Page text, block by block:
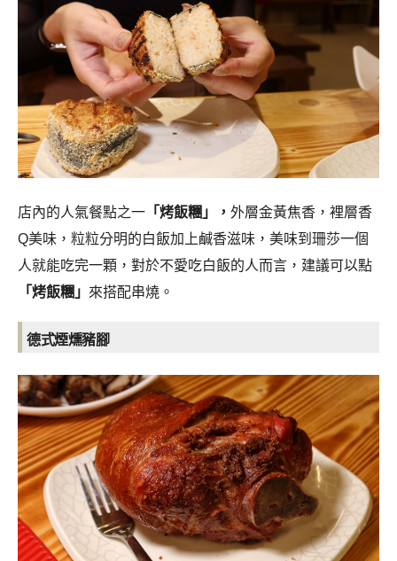
店內的人氣餐點之一 「烤飯糰」， 外層金黃焦香，裡層香
Q美味，粒粒分明的白飯加上鹹香滋味，美味到珊莎一個
人就能吃完一顆，對於不愛吃白飯的人而言，建議可以點
「烤飯糰」 來搭配串燒。
德式煙燻豬腳